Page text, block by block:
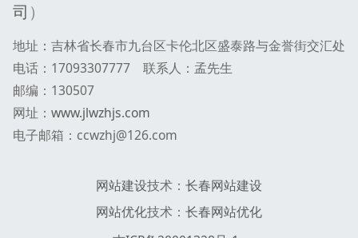
司 ）
地址 ： 吉林省长春市九台区卡伦北区盛泰路与金誉街交汇处
电话：17093307777 联系人：孟先生
邮编：130507
网址： www.jlwzhjs.com
电子邮箱：ccwzhj@126.com
网站建设技术： 长春网站建设
网站优化技术： 长春网站优化